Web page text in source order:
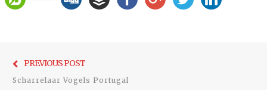
navigatie
PREVIOUS POST
Scharrelaar Vogels Portugal